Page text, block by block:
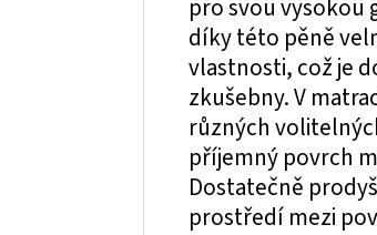
pro svou vysokou
díky této pěně
vlastnosti, což je
zkušebny. V
různých
příjemný povrch
Dostatečně
prostředí mezi